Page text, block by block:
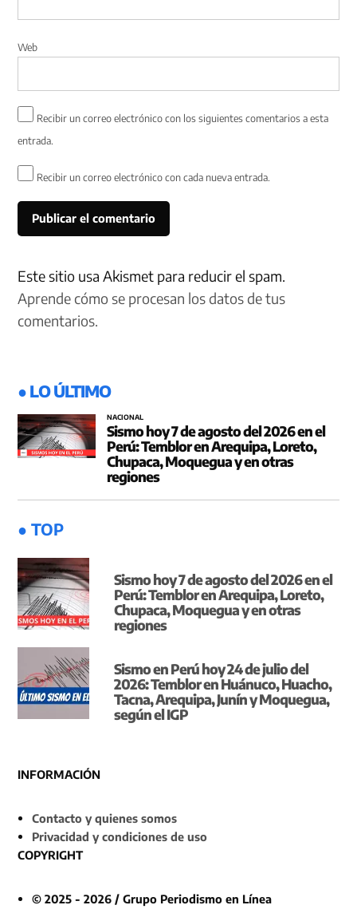
Web
Recibir un correo electrónico con los siguientes comentarios a esta
entrada.
Recibir un correo electrónico con cada nueva entrada.
Este sitio usa Akismet para reducir el spam.
Aprende cómo se procesan los datos de tus
comentarios.
● LO ÚLTIMO
NACIONAL
Sismo hoy 7 de agosto del 2026 en el
Perú: Temblor en Arequipa, Loreto,
Chupaca, Moquegua y en otras
regiones
● TOP
Sismo hoy 7 de agosto del 2026 en el
Perú: Temblor en Arequipa, Loreto,
Chupaca, Moquegua y en otras
regiones
Sismo en Perú hoy 24 de julio del
2026: Temblor en Huánuco, Huacho,
Tacna, Arequipa, Junín y Moquegua,
según el IGP
INFORMACIÓN
Contacto y quienes somos
Privacidad y condiciones de uso
COPYRIGHT
© 2025 - 2026 / Grupo Periodismo en Línea